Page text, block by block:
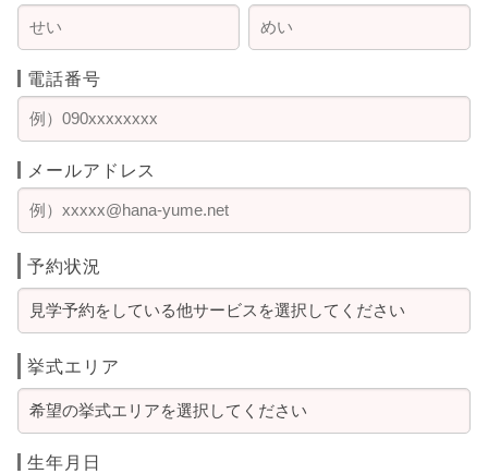
電話番号
メールアドレス
予約状況
挙式エリア
生年月日